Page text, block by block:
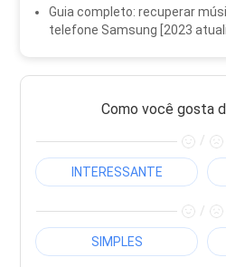
Guia completo: recuperar
telefone Samsung [2023
Como você gosta
/
INTERESSANTE
/
SIMPLES